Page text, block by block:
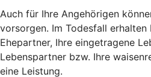
Auch für Ihre Angehörigen
vorsorgen. Im Todesfall
Ehepartner, Ihre eingetragene
Lebenspartner bzw. Ihre
eine Leistung.